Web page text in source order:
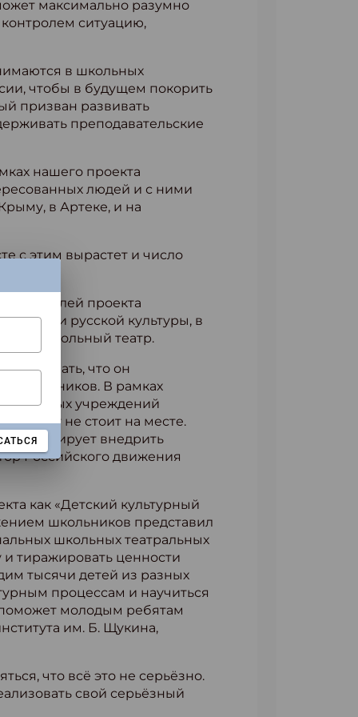
максимально разумно
ситуацию,
в школьных
чтобы в будущем покорить
призван развивать
преподавательские
нашего проекта
людей и с ними
в Артеке, и на
с этим вырастет и число
проекта
и русской культуры, в
школьный театр.
сказать, что он
участников. В рамках
учреждений
Проект не стоит на месте.
планирует внедрить
Российского движения
как «Детский культурный
школьников представил
школьных театральных
тиражировать ценности
тысячи детей из разных
процессам и научиться
поможет молодым ребятам
им. Б. Щукина,
что всё это не серьёзно.
свой серьёзный